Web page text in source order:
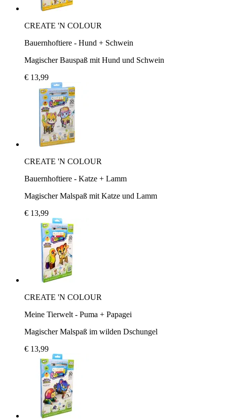
CREATE 'N COLOUR
Bauernhoftiere - Hund + Schwein
Magischer Bauspaß mit Hund und Schwein
€ 13,99
CREATE 'N COLOUR
Bauernhoftiere - Katze + Lamm
Magischer Malspaß mit Katze und Lamm
€ 13,99
CREATE 'N COLOUR
Meine Tierwelt - Puma + Papagei
Magischer Malspaß im wilden Dschungel
€ 13,99